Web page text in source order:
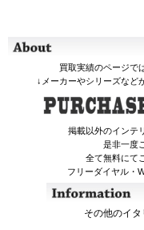
買取実績のページで
↓メーカーやシリーズなど
掲載以外のインテ
是非一度
全て無料にて
フリーダイヤル・
その他のイ